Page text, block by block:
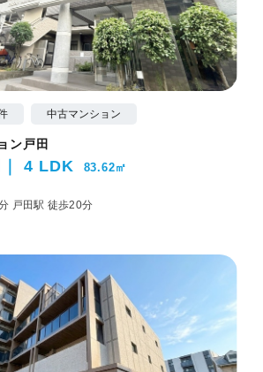
中古マンション
ン戸田
4 LDK 83.62㎡
戸田駅 徒歩20分